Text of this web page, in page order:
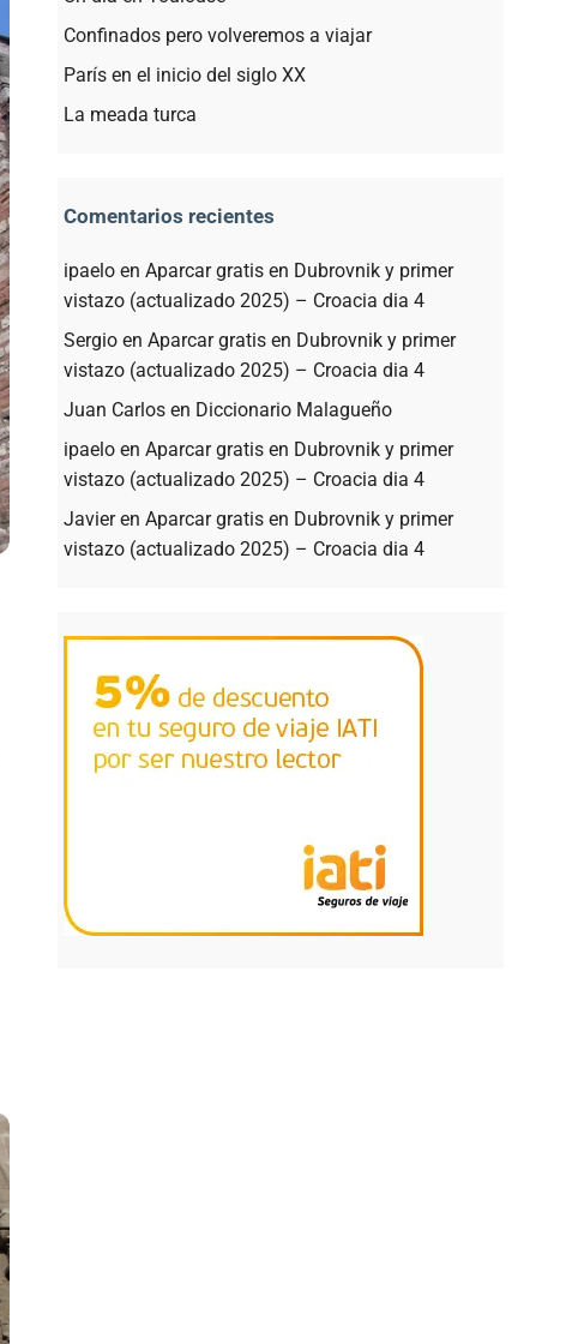
Confinados pero volveremos a viajar
París en el inicio del siglo XX
La meada turca
Comentarios recientes
ipaelo en Aparcar gratis en Dubrovnik y primer
vistazo (actualizado 2025) – Croacia dia 4
Sergio en Aparcar gratis en Dubrovnik y primer
vistazo (actualizado 2025) – Croacia dia 4
Juan Carlos en Diccionario Malagueño
ipaelo en Aparcar gratis en Dubrovnik y primer
vistazo (actualizado 2025) – Croacia dia 4
Javieren Aparcar gratis en Dubrovnik y primer
vistazo (actualizado 2025) – Croacia dia 4